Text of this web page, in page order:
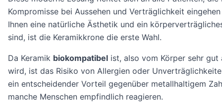
Kompromisse bei Aussehen und Verträglichkeit
Ihnen eine natürliche Ästhetik und ein
sind, ist die Keramikkrone die erste Wahl.
Da Keramik biokompatibel ist, also vom Körper sehr gut
wird, ist das Risiko von Allergien oder
ein entscheidender Vorteil gegenüber metallhaltigem
manche Menschen empfindlich reagieren.